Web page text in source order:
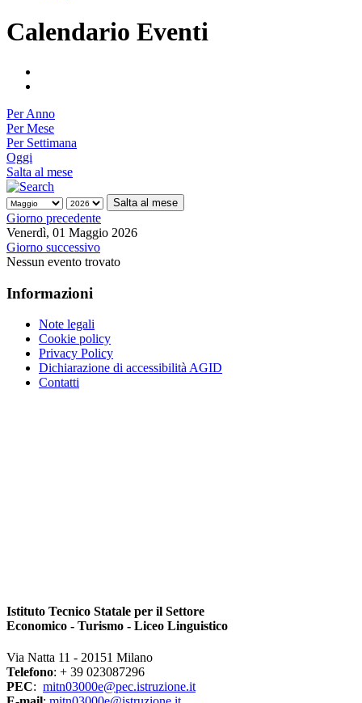
Calendario Eventi
Per Anno
Per Mese
Per Settimana
Oggi
Salta al mese
Salta al mese
Giorno precedente
Venerdì, 01 Maggio 2026
Giorno successivo
Nessun evento trovato
Informazioni
Note legali
Cookie policy
Privacy Policy
Dichiarazione di accessibilità AGID
Contatti
Istituto Tecnico Statale per il Settore
Economico - Turismo - Liceo Linguistico
Via Natta 11 - 20151 Milano
Telefono: + 39 023087296
PEC: mitn03000e@pec.istruzione.it